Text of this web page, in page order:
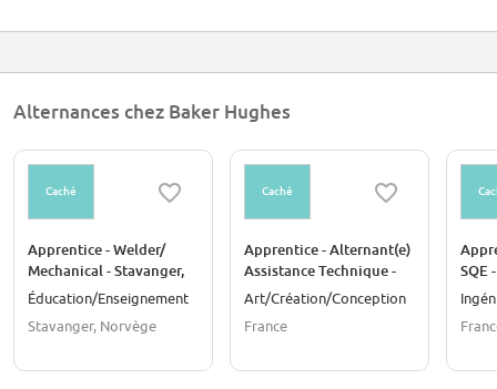
Alternances chez Baker Hughes
Caché
Apprentice - Welder/
Mechanical - Stavanger,
Norway - 2026 (M/F/D)
Éducation/Enseignement
Stavanger, Norvège
Caché
Apprentice - Alternant(e)
Assistance Technique -
France - 2026
Art/Création/Conception
France
SQE
-